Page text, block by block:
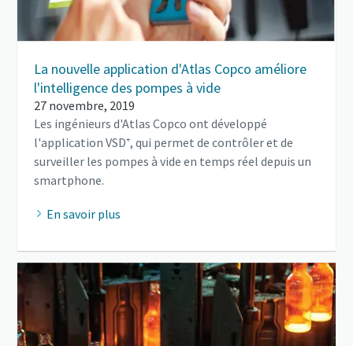
La nouvelle application d'Atlas Copco améliore
l'intelligence des pompes à vide
27 novembre, 2019
Les ingénieurs d'Atlas Copco ont développé
l'application VSD⁺, qui permet de contrôler et de
surveiller les pompes à vide en temps réel depuis un
smartphone.
En savoir plus